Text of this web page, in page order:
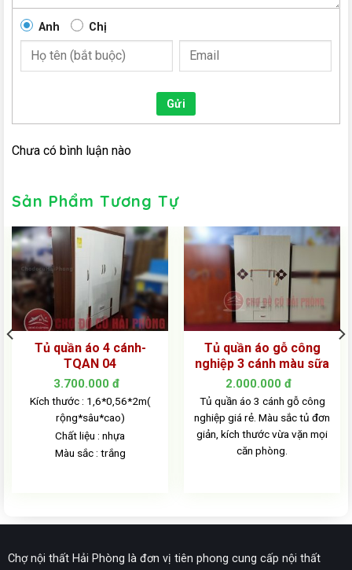
Anh Chị
Gửi
Chưa có bình luận nào
Sản Phẩm Tương Tự
Tủ quần áo 4 cánh-
TQAN 04
3.700.000 đ
Kích thước : 1,6*0,56*2m(
rộng*sâu*cao)
Chất liệu : nhựa
Màu sắc : trắng
Tủ quần áo gỗ công
nghiệp 3 cánh màu sữa
2.000.000 đ
Tủ quần áo 3 cánh gỗ công
nghiệp giá rẻ. Màu sắc tủ đơn
giản, kích thước vừa vặn mọi
căn phòng.
Chợ nội thất Hải Phòng là đơn vị tiên phong cung cấp nội thất